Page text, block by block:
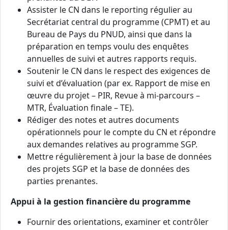
Assister le CN dans le reporting régulier au
Secrétariat central du programme (CPMT) et au
Bureau de Pays du PNUD, ainsi que dans la
préparation en temps voulu des enquêtes
annuelles de suivi et autres rapports requis.
Soutenir le CN dans le respect des exigences de
suivi et d’évaluation (par ex. Rapport de mise en
œuvre du projet – PIR, Revue à mi‑parcours –
MTR, Évaluation finale – TE).
Rédiger des notes et autres documents
opérationnels pour le compte du CN et répondre
aux demandes relatives au programme SGP.
Mettre régulièrement à jour la base de données
des projets SGP et la base de données des
parties prenantes.
Appui à la gestion financière du programme
Fournir des orientations, examiner et contrôler